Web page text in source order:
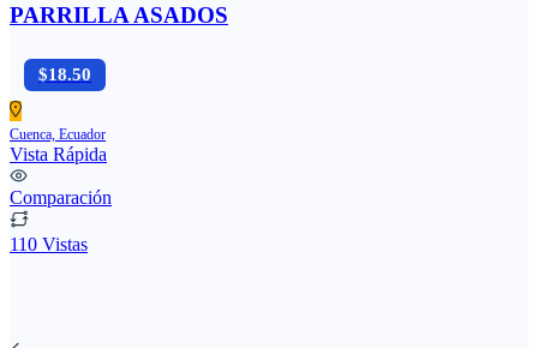
PARRILLA ASADOS
$18.50
Cuenca, Ecuador
Vista Rápida
Comparación
110 Vistas